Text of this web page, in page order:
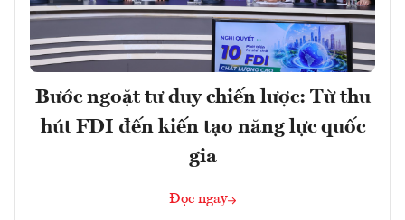
Bước ngoặt tư duy chiến lược: Từ thu
hút FDI đến kiến tạo năng lực quốc
gia
Đọc ngay